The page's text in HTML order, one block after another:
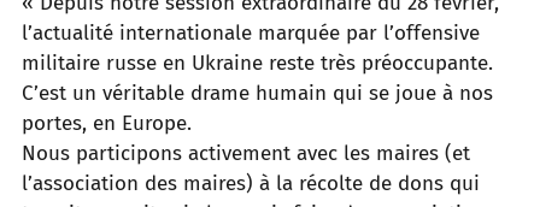
l’actualité internationale marquée par l’offensive
militaire russe en Ukraine reste très préoccupante.
C’est un véritable drame humain qui se joue à nos
portes, en Europe.
Nous participons activement avec les maires (et
l’association des maires) à la récolte de dons qui